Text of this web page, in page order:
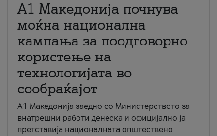
A1 Македонија почнува
моќна национална
кампања за поодговорно
користење на
технологијата во
сообраќајот
A1 Македонија заедно со Министерството за
внатрешни работи денеска и официјално ја
претставија националната општествено